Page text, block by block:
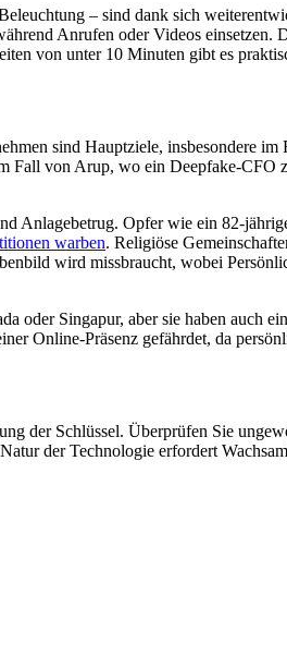
– sind dank sich
Anrufen oder Videos
von unter 10 Minuten gibt es
sind Hauptziele, insbesondere
von Arup, wo ein Deepfake-
Anlagebetrug. Opfer wie ein 82-
warben. Religiöse
wird missbraucht, wobei
oder Singapur, aber sie haben auch
Online-Präsenz gefährdet, da
der Schlüssel. Überprüfen Sie
der Technologie erfordert